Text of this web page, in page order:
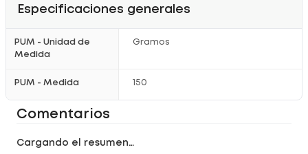
Especificaciones generales
PUM - Unidad de
Medida
Gramos
PUM - Medida 150
Comentarios
Cargando el resumen…